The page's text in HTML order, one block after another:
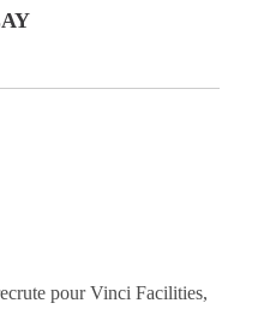
pour Vinci Facilities,